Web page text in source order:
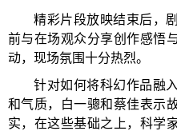
精彩片段放映结束后，
前与在场观众分享创作感悟
动，现场氛围十分热烈。
针对如何将科幻作品融
和气质，白一骢和蔡佳表示
实，在这些基础之上，科学